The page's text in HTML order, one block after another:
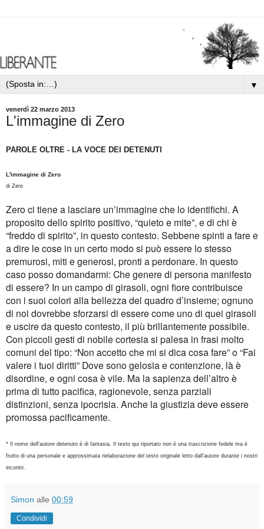
▼
venerdì 22 marzo 2013
L'immagine di Zero
PAROLE OLTRE - LA VOCE DEI DETENUTI
L'immagine di Zero
di Zero
Zero ci tiene a lasciare un’immagine che lo identifichi. A
proposito dello spirito positivo, “quieto e mite”, e di chi è
“freddo di spirito”, in questo contesto. Sebbene spinti a fare e
a dire le cose in un certo modo si può essere lo stesso
premurosi, miti e generosi, pronti a perdonare. In questo
caso posso domandarmi: Che genere di persona manifesto
di essere? In un campo di girasoli, ogni fiore contribuisce
con i suoi colori alla bellezza del quadro d’insieme; ognuno
di noi dovrebbe sforzarsi di essere come uno di quei girasoli
e uscire da questo contesto, il più brillantemente possibile.
Con piccoli gesti di nobile cortesia si palesa in frasi molto
comuni del tipo: “Non accetto che mi si dica cosa fare” o “Fai
valere i tuoi diritti” Dove sono gelosia e contenzione, là è
disordine, e ogni cosa è vile. Ma la sapienza dell’altro è
prima di tutto pacifica, ragionevole, senza parziali
distinzioni, senza ipocrisia. Anche la giustizia deve essere
promossa pacificamente.
* Il nome dell'autore detenuto è di fantasia. Il testo qui riportato non è una trascrizione fedele ma è
frutto di una personale e approssimata rielaborazione del testo originale letto dall'autore durante i nostri
incontri.
Simon alle 00:59
Condividi